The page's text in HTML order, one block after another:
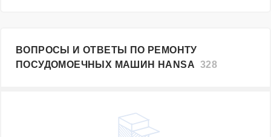
ВОПРОСЫ И ОТВЕТЫ ПО РЕМОНТУ
ПОСУДОМОЕЧНЫХ МАШИН HANSA 328